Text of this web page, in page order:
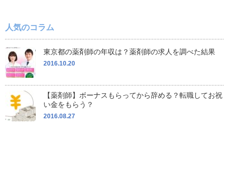
人気のコラム
東京都の薬剤師の年収は？薬剤師の求人を調べた結果
2016.10.20
【薬剤師】ボーナスもらってから辞める？転職してお祝
い金をもらう？
2016.08.27